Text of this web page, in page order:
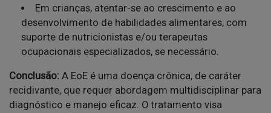
Em crianças, atentar-se ao crescimento e ao
desenvolvimento de habilidades alimentares, com
suporte de nutricionistas e/ou terapeutas
ocupacionais especializados, se necessário.
Conclusão: A EoE é uma doença crônica, de caráter
recidivante, que requer abordagem multidisciplinar para
diagnóstico e manejo eficaz. O tratamento visa